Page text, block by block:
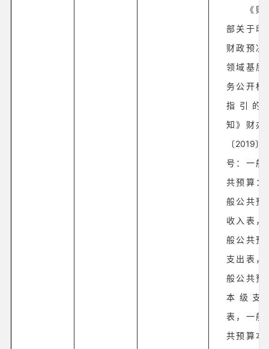
《财
部关于印
财政预决
领域基层
务公开标
指引的
知》财办
〔2019〕
号：一般
共预算：
般公共预
收入表，
般公共预
支出表，
般公共预
本级支
表，一般
共预算本